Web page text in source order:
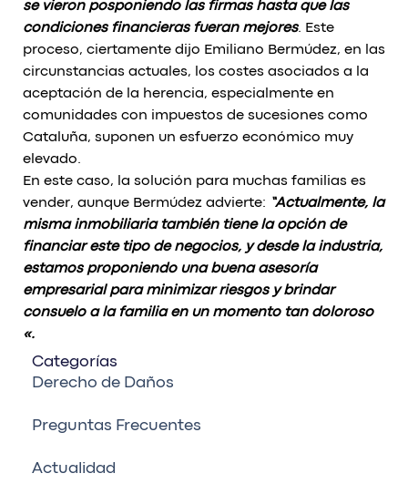
se vieron posponiendo las firmas hasta que las
condiciones financieras fueran mejores. Este
proceso, ciertamente dijo Emiliano Bermúdez, en las
circunstancias actuales, los costes asociados a la
aceptación de la herencia, especialmente en
comunidades con impuestos de sucesiones como
Cataluña, suponen un esfuerzo económico muy
elevado.
En este caso, la solución para muchas familias es
vender, aunque Bermúdez advierte:
“Actualmente, la
misma inmobiliaria también tiene la opción de
financiar este tipo de negocios, y desde la industria,
estamos proponiendo una buena asesoría
empresarial para minimizar riesgos y brindar
consuelo a la familia en un momento tan doloroso
«.
Categorías
Derecho de Daños
Preguntas Frecuentes
Actualidad